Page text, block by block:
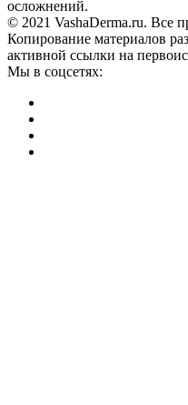
осложнений.
© 2021 VashaDerma.ru. Все
Копирование материалов
активной ссылки на
Мы в соцсетях: